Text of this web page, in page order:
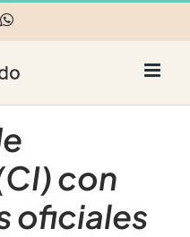
WhatsApp
con
oficiales